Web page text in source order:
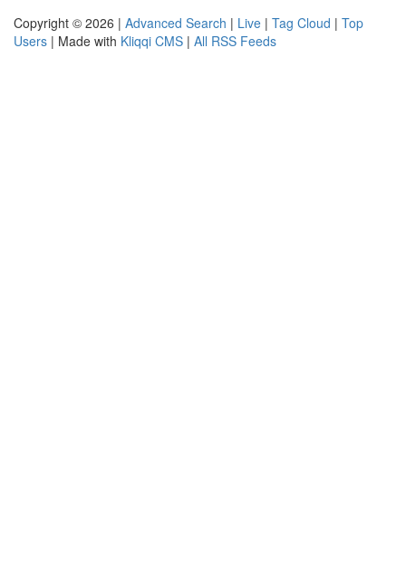
Copyright © 2026 | Advanced Search | Live | Tag Cloud | Top
Users | Made with Kliqqi CMS | All RSS Feeds